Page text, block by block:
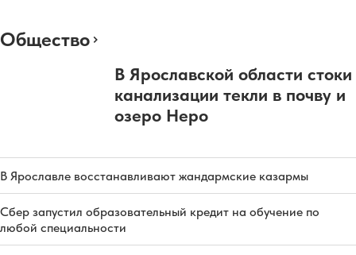
Общество
В Ярославской области стоки
канализации текли в почву и
озеро Неро
В Ярославле восстанавливают жандармские казармы
Сбер запустил образовательный кредит на обучение по
любой специальности